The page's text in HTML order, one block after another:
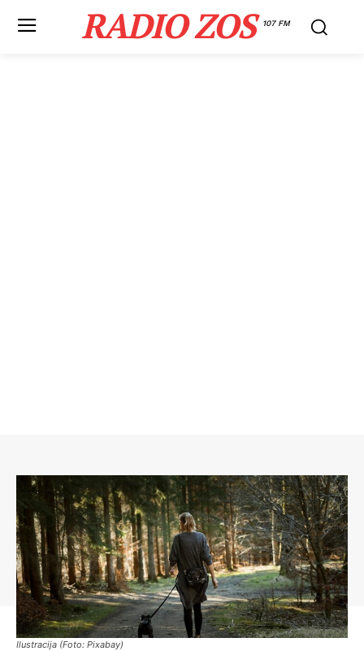
RADIO ZOS 107 FM
Ilustracija (Foto: Pixabay)